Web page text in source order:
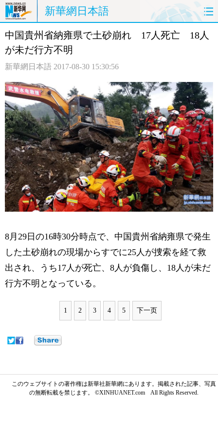
新華網日本語
ホームページ 政治 経済
観光 評論 写真
中日対訳
中国貴州省納雍県で土砂崩れ 17人死亡 18人
が未だ行方不明
新華網日本語 2017-08-30 15:30:56
8月29日の16時30分時点で、中国貴州省納雍県で発生
した土砂崩れの現場からすでに25人が捜索を経て救
出され、うち17人が死亡、8人が負傷し、18人が未だ
行方不明となっている。
1 2 3 4 5 下一页
このウェブサイトの著作権は新華社新華網にあります。掲載された記事、写真
の無断転載を禁じます。 ©XINHUANET.com All Rights Reserved.